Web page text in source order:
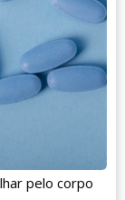
pelo corpo